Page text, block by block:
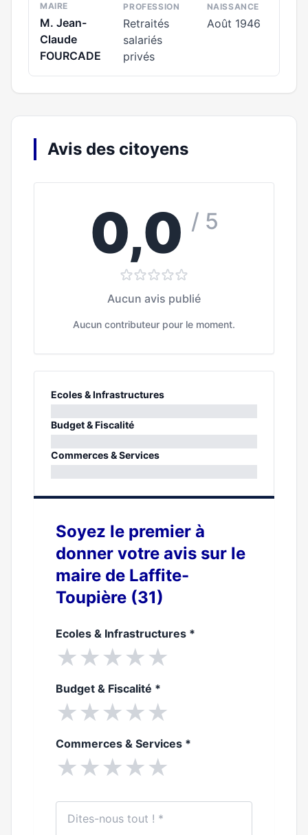
MAIRE
M. Jean-
Claude
FOURCADE
PROFESSION
Retraités
salariés
privés
NAISSANCE
Août 1946
Avis des citoyens
0,0 / 5
Aucun avis publié
Aucun contributeur pour le moment.
Ecoles & Infrastructures
0%
Budget & Fiscalité
0%
Commerces & Services
Soyez le premier à
donner votre avis sur le
maire de Laffite-
Toupière (31)
Ecoles & Infrastructures *
★★★★★
Budget & Fiscalité *
★★★★★
Commerces & Services *
★★★★★